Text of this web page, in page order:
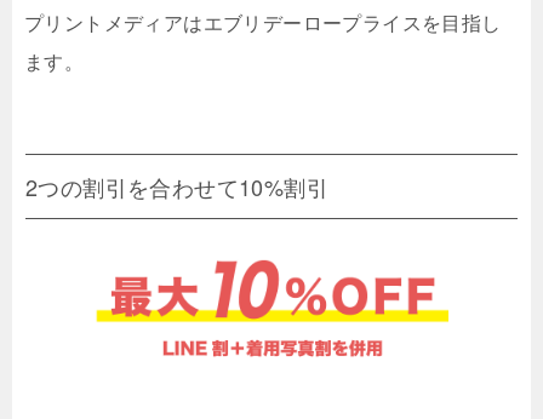
プリントメディアはエブリデーロープライスを目指し
ます。
2つの割引を合わせて10%割引